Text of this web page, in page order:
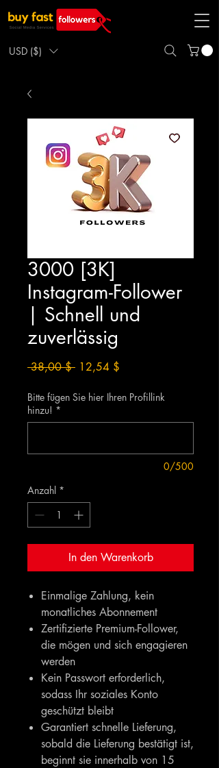
USD ($)
3000 [3K]
Instagram-Follower
| Schnell und
zuverlässig
38,00 $ Standardpreis
12,54 $
Bitte fügen Sie hier Ihren Profillink
hinzu! *
0/500
Anzahl *
In den Warenkorb
Einmalige Zahlung, kein
monatliches Abonnement
Zertifizierte Premium-Follower,
die mögen und sich engagieren
werden
Kein Passwort erforderlich,
sodass Ihr soziales Konto
geschützt bleibt
Garantiert schnelle Lieferung,
sobald die Lieferung bestätigt ist,
beginnt sie innerhalb von 15